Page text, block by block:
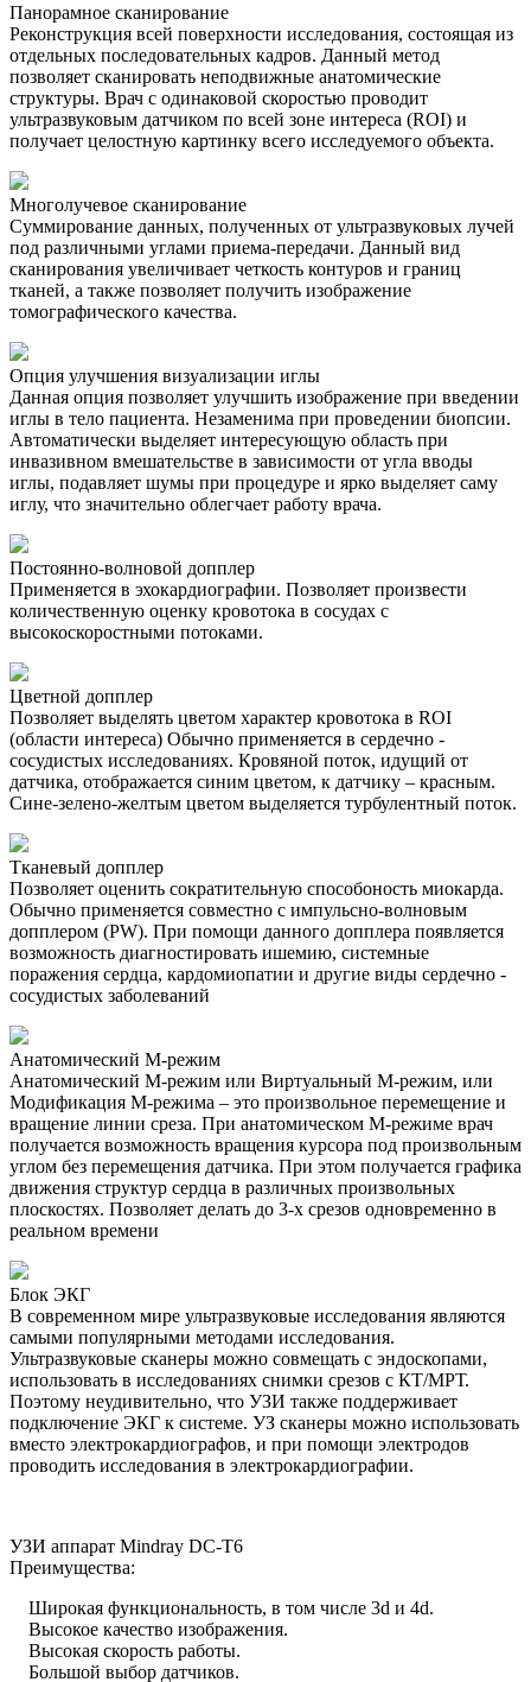
Панорамное сканирование
Реконструкция всей поверхности исследования, состоящая из
отдельных последовательных кадров. Данный метод
позволяет сканировать неподвижные анатомические
структуры. Врач с одинаковой скоростью проводит
ультразвуковым датчиком по всей зоне интереса (ROI) и
получает целостную картинку всего исследуемого объекта.
Многолучевое сканирование
Суммирование данных, полученных от ультразвуковых лучей
под различными углами приема-передачи. Данный вид
сканирования увеличивает четкость контуров и границ
тканей, а также позволяет получить изображение
томографического качества.
Опция улучшения визуализации иглы
Данная опция позволяет улучшить изображение при введении
иглы в тело пациента. Незаменима при проведении биопсии.
Автоматически выделяет интересующую область при
инвазивном вмешательстве в зависимости от угла вводы
иглы, подавляет шумы при процедуре и ярко выделяет саму
иглу, что значительно облегчает работу врача.
Постоянно-волновой допплер
Применяется в эхокардиографии. Позволяет произвести
количественную оценку кровотока в сосудах с
высокоскоростными потоками.
Цветной допплер
Позволяет выделять цветом характер кровотока в ROI
(области интереса) Обычно применяется в сердечно -
сосудистых исследованиях. Кровяной поток, идущий от
датчика, отображается синим цветом, к датчику – красным.
Сине-зелено-желтым цветом выделяется турбулентный поток.
Тканевый допплер
Позволяет оценить сократительную способоность миокарда.
Обычно применяется совместно с импульсно-волновым
допплером (PW). При помощи данного допплера появляется
возможность диагностировать ишемию, системные
поражения сердца, кардомиопатии и другие виды сердечно -
сосудистых заболеваний
Анатомический М-режим
Анатомический М-режим или Виртуальный М-режим, или
Модификация М-режима – это произвольное перемещение и
вращение линии среза. При анатомическом М-режиме врач
получается возможность вращения курсора под произвольным
углом без перемещения датчика. При этом получается графика
движения структур сердца в различных произвольных
плоскостях. Позволяет делать до 3-х срезов одновременно в
реальном времени
Блок ЭКГ
В современном мире ультразвуковые исследования являются
самыми популярными методами исследования.
Ультразвуковые сканеры можно совмещать с эндоскопами,
использовать в исследованиях снимки срезов с КТ/МРТ.
Поэтому неудивительно, что УЗИ также поддерживает
подключение ЭКГ к системе. УЗ сканеры можно использовать
вместо электрокардиографов, и при помощи электродов
проводить исследования в электрокардиографии.
УЗИ аппарат Mindray DC-T6
Преимущества:
Широкая функциональность, в том числе 3d и 4d.
Высокое качество изображения.
Высокая скорость работы.
Большой выбор датчиков.